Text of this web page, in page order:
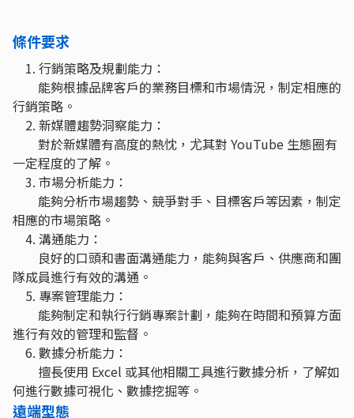
條件要求
1. 行銷策略及規劃能力：
能夠根據品牌客戶的業務目標和市場情況，制定相應的
行銷策略。
2. 新媒體趨勢洞察能力：
對於新媒體有高度的熱忱，尤其對 YouTube 生態圈有
一定程度的了解。
3. 市場分析能力：
能夠分析市場趨勢、競爭對手、目標客戶等因素，制定
相應的市場策略。
4. 溝通能力：
良好的口頭和書面溝通能力，能夠與客戶、供應商和團
隊成員進行有效的溝通。
5. 專案管理能力：
能夠制定和執行行銷專案計劃，能夠在時間和預算方面
進行有效的管理和監督。
6. 數據分析能力：
擅長使用 Excel 或其他相關工具進行數據分析，了解如
何進行數據可視化、數據挖掘等。
遠端型態